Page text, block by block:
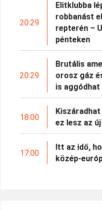
20:29
Elitklubba
robbanást
repterén –
pénteken
20:29
Brutális
orosz gáz
is aggódhat
18:00
ez lesz az
17:00
Itt az idő,
közép-